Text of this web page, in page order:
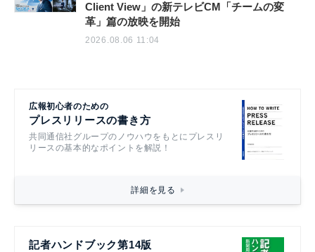
Client View」の新テレビCM「チームの変
革」篇の放映を開始
2026.08.06 11:04
広報初心者のための
プレスリリースの書き方
共同通信社グループのノウハウをもとにプレスリ
リースの基本的なポイントを解説！
詳細を見る
記者ハンドブック第14版